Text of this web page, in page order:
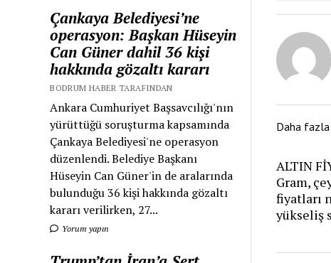
Çankaya Belediyesi’ne
operasyon: Başkan Hüseyin
Can Güner dahil 36 kişi
hakkında gözaltı kararı
BODRUM HABER TARAFINDAN
Ankara Cumhuriyet Başsavcılığı'nın
yürüttüğü soruşturma kapsamında
Çankaya Belediyesi'ne operasyon
düzenlendi. Belediye Başkanı
Hüseyin Can Güner'in de aralarında
bulunduğu 36 kişi hakkında gözaltı
kararı verilirken, 27...
Yorum yapın
Daha fazla
ALTIN
Gram,
fiyatları
yükseliş